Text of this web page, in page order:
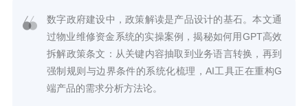
数字政府建设中，政策解读是产品设计的基石。本文通
过物业维修资金系统的实操案例，揭秘如何用GPT高效
拆解政策条文：从关键内容抽取到业务语言转换，再到
强制规则与边界条件的系统化梳理，AI工具正在重构G
端产品的需求分析方法论。